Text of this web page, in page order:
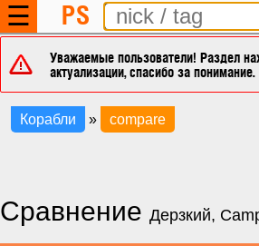
☰ PS
Уважаемые пользователи! Раздел
актуализации, спасибо за понимание.
Корабли » compare
Сравнение Дерзкий,